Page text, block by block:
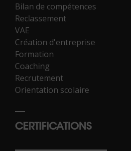
Bilan de compétences
Reclassement
VAE
Création d'entreprise
Formation
Coaching
Recrutement
Orientation scolaire
CERTIFICATIONS